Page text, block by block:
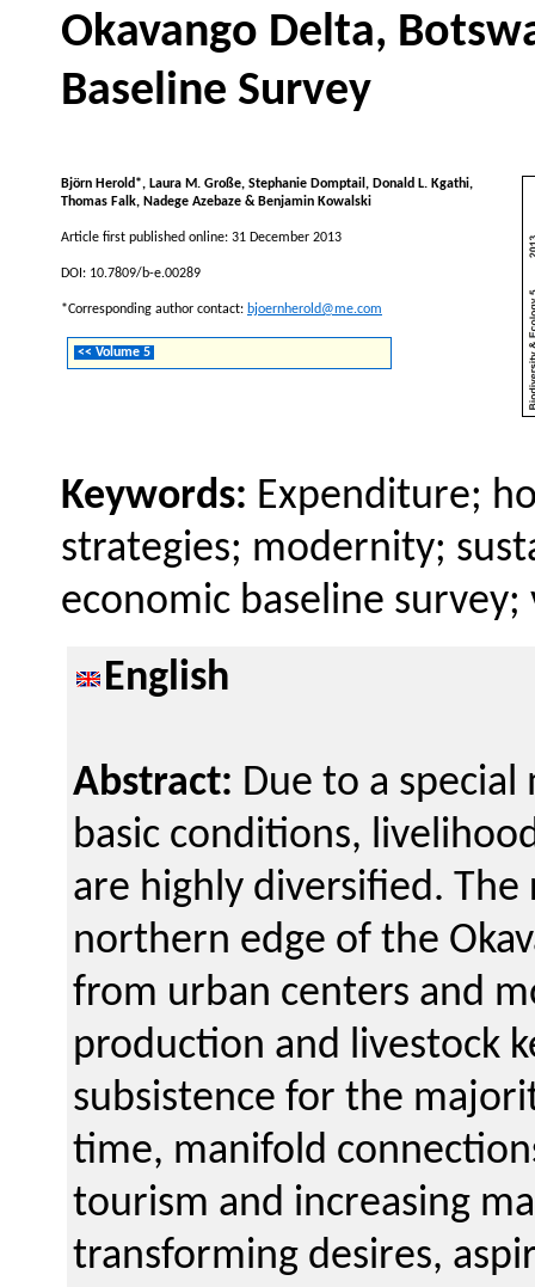
Okavango Delta,
Baseline Survey
Björn Herold*, Laura M. Große, Stephanie Domptail, Donald L. Kgathi,
Thomas Falk, Nadege Azebaze & Benjamin Kowalski
Article first published online: 31 December 2013
DOI: 10.7809/b-e.00289
*Corresponding author contact: bjoernherold@me.com
<< Volume 5
Keywords: Expenditure;
strategies; modernity;
economic baseline
English
Abstract: Due to a
basic conditions,
are highly diversified.
northern edge of the
from urban centers and
production and livestock
subsistence for the
time, manifold
tourism and increasing
transforming desires,